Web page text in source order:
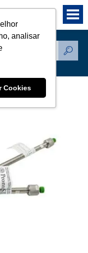
analisar
Cookies